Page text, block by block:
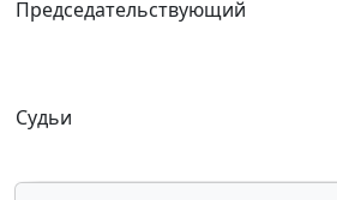
Председательствующий
Судьи